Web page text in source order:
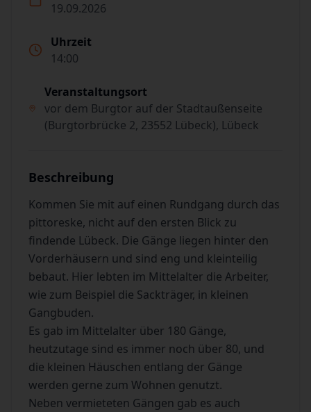
19.09.2026
Uhrzeit
14:00
Veranstaltungsort
vor dem Burgtor auf der Stadtaußenseite
(Burgtorbrücke 2, 23552 Lübeck), Lübeck
Beschreibung
Kommen Sie mit auf einen Rundgang durch das
pittoreske, nicht auf den ersten Blick zu
findende Lübeck. Die Gänge liegen hinter den
Vorderhäusern und sind eng und kleinteilig
bebaut. Hier lebten im Mittelalter die Arbeiter,
wie zum Beispiel die Sackträger, in kleinen
Gangbuden.
Es gab im Mittelalter über 180 Gänge,
heutzutage sind es immer noch über 80, und
die kleinen Häuschen entlang der Gänge
werden gerne zum Wohnen genutzt.
Neben vermieteten Gängen gab es auch